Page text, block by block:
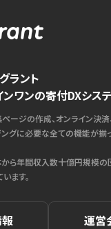
ラント
ワンの寄付DXシス
ページの作成、オンライン決
ングに必要な全ての機能が揃
ら年間収入数十億円規模の
ます。
運営